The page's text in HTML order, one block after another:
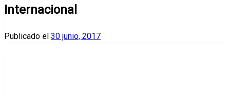
Internacional
Publicado el 30 junio, 2017